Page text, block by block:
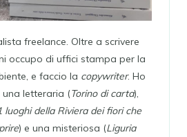
freelance. Oltre a scrivere
occupo di uffici stampa per la
e faccio la copywriter. Ho
letteraria (Torino di carta),
luoghi della Riviera dei fiori che
) e una misteriosa (Liguria